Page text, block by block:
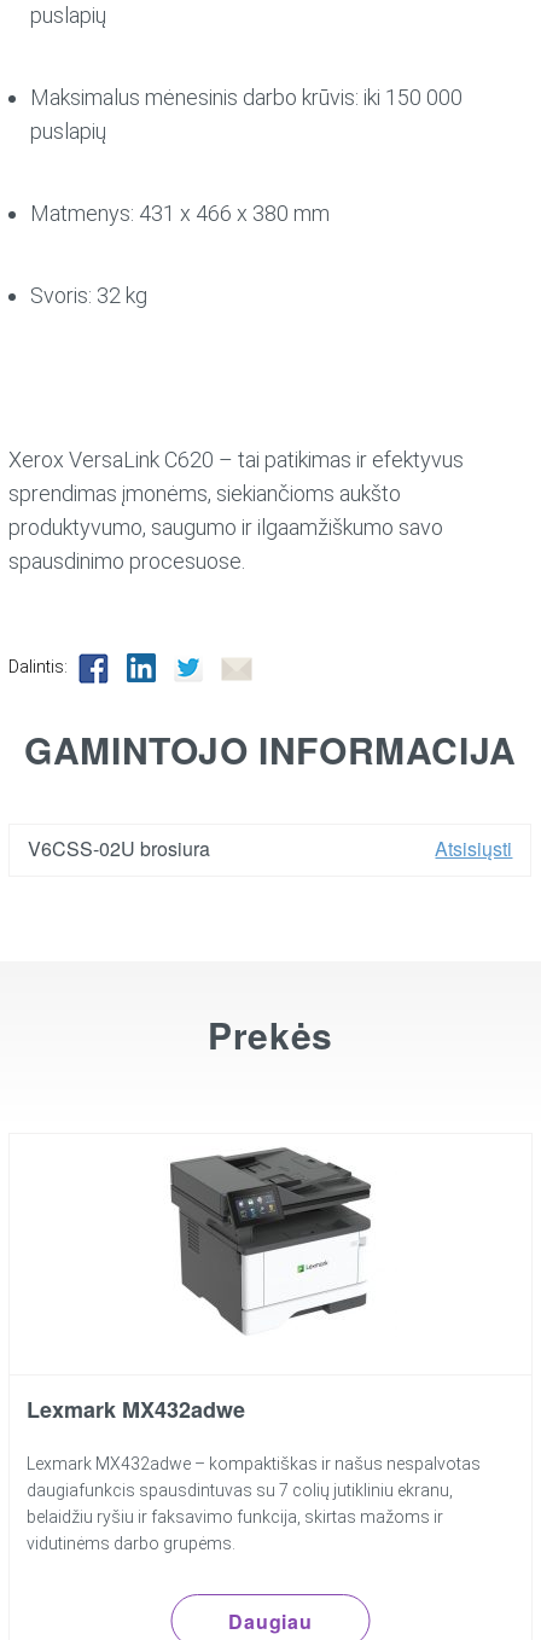
puslapių
Maksimalus mėnesinis darbo krūvis: iki 150 000
puslapių
Matmenys: 431 x 466 x 380 mm
Svoris: 32 kg
Xerox VersaLink C620 – tai patikimas ir efektyvus
sprendimas įmonėms, siekiančioms aukšto
produktyvumo, saugumo ir ilgaamžiškumo savo
spausdinimo procesuose.
Dalintis:
GAMINTOJO INFORMACIJA
V6CSS-02U brosiura Atsisiųsti
Prekės
Lexmark MX432adwe
Lexmark MX432adwe – kompaktiškas ir našus nespalvotas
daugiafunkcis spausdintuvas su 7 colių jutikliniu ekranu,
belaidžiu ryšiu ir faksavimo funkcija, skirtas mažoms ir
vidutinėms darbo grupėms.
Daugiau